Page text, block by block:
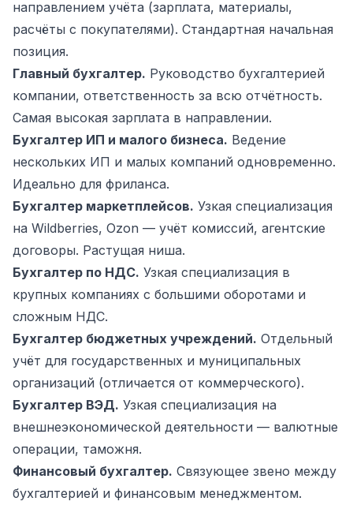
направлением учёта (зарплата, материалы,
расчёты с покупателями). Стандартная начальная
позиция.
Главный бухгалтер. Руководство бухгалтерией
компании, ответственность за всю отчётность.
Самая высокая зарплата в направлении.
Бухгалтер ИП и малого бизнеса. Ведение
нескольких ИП и малых компаний одновременно.
Идеально для фриланса.
Бухгалтер маркетплейсов. Узкая специализация
на Wildberries, Ozon — учёт комиссий, агентские
договоры. Растущая ниша.
Бухгалтер по НДС. Узкая специализация в
крупных компаниях с большими оборотами и
сложным НДС.
Бухгалтер бюджетных учреждений. Отдельный
учёт для государственных и муниципальных
организаций (отличается от коммерческого).
Бухгалтер ВЭД. Узкая специализация на
внешнеэкономической деятельности — валютные
операции, таможня.
Финансовый бухгалтер. Связующее звено между
бухгалтерией и финансовым менеджментом.